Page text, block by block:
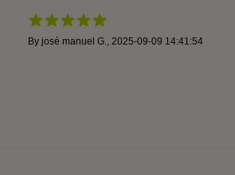
By josé manuel G., 2025-09-09 14:41:54